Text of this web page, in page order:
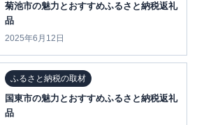
菊池市の魅力とおすすめふるさと納税返礼
品
2025年6月12日
ふるさと納税の取材
国東市の魅力とおすすめふるさと納税返礼
品